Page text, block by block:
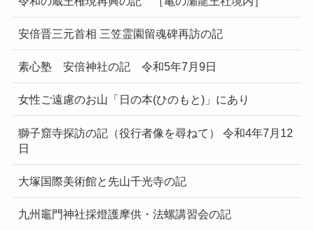
安倍晋三元首相 三笠霊園留魂碑再訪の記
素心塾 安倍神社の記 令和5年7月9日
女性ご遠慮のお山「日の本(ひのもと)」にあり
獅子窟寺探訪の記（役行者像を尋ねて） 令和4年7月12
日
大塚国際美術館と先山千光寺の記
九州竈門神社採燈護摩供・法螺講習会の記